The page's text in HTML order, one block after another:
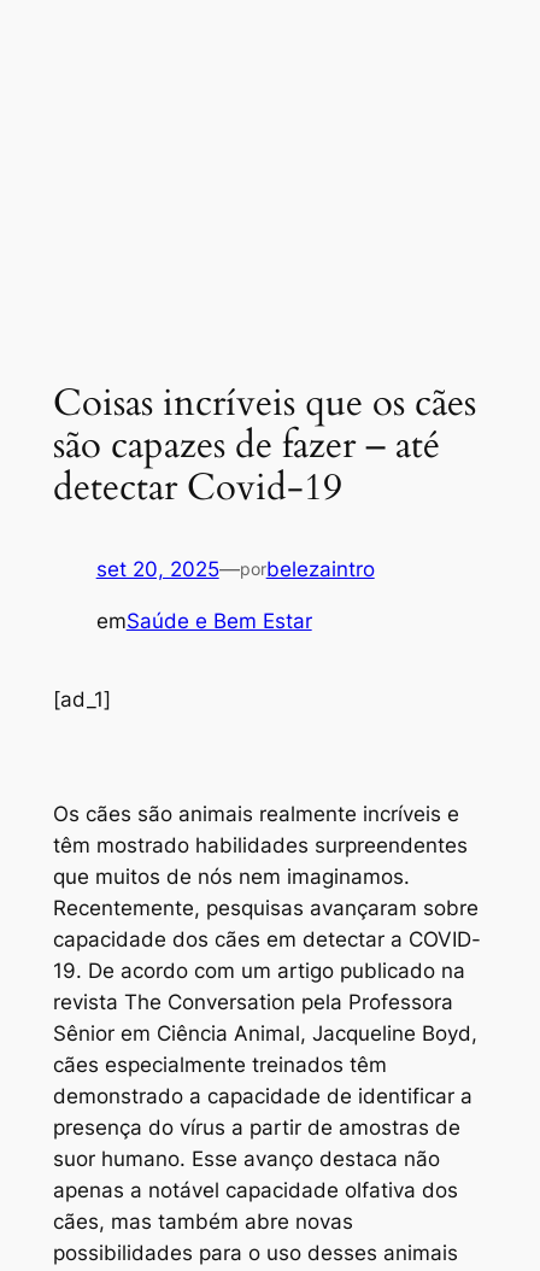
Coisas incríveis que os cães
são capazes de fazer – até
detectar Covid-19
set 20, 2025—porbelezaintro
emSaúde e Bem Estar
[ad_1]
Os cães são animais realmente incríveis e
têm mostrado habilidades surpreendentes
que muitos de nós nem imaginamos.
Recentemente, pesquisas avançaram sobre
capacidade dos cães em detectar a COVID-
19. De acordo com um artigo publicado na
revista The Conversation pela Professora
Sênior em Ciência Animal, Jacqueline Boyd,
cães especialmente treinados têm
demonstrado a capacidade de identificar a
presença do vírus a partir de amostras de
suor humano. Esse avanço destaca não
apenas a notável capacidade olfativa dos
cães, mas também abre novas
possibilidades para o uso desses animais